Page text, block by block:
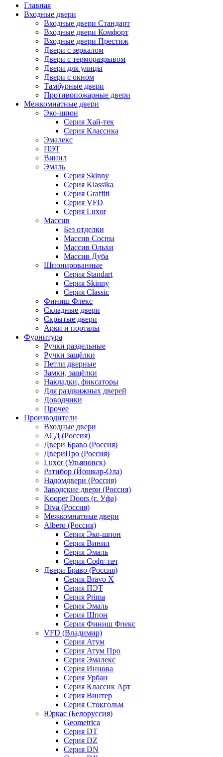
Главная
Входные двери
Входные двери Стандарт
Входные двери Комфорт
Входные двери Престиж
Двери с зеркалом
Двери с терморазрывом
Двери для улицы
Двери с окном
Тамбурные двери
Противопожарные двери
Межкомнатные двери
Эко-шпон
Серия Хай-тек
Серия Классика
Эмалекс
ПЭТ
Винил
Эмаль
Серия Skinny
Серия Klassika
Серия Graffiti
Серия VFD
Серия Luxor
Массив
Без отделки
Массив Сосны
Массив Ольхи
Массив Дуба
Шпонированные
Серия Standart
Серия Skinny
Серия Classic
Финиш Флекс
Складные двери
Скрытые двери
Арки и порталы
Фурнитура
Ручки раздельные
Ручки защёлки
Петли дверные
Замки, защёлки
Накладки, фиксаторы
Для раздвижных дверей
Доводчики
Прочее
Производители
Входные двери
АСД (Россия)
Двери Браво (Россия)
ДвериПро (Россия)
Luxor (Ульяновск)
Ратибор (Йошкар-Ола)
Надомдвери (Россия)
Заводские двери (Россия)
Kooper Doors (г. Уфа)
Diva (Россия)
Межкомнатные двери
Albero (Россия)
Серия Эко-шпон
Серия Винил
Серия Эмаль
Серия Софт-тач
Двери Браво (Россия)
Серия Bravo X
Серия ПЭТ
Серия Prima
Серия Эмаль
Серия Шпон
Серия Финиш Флекс
VFD (Владимир)
Серия Атум
Серия Атум Про
Серия Эмалекс
Серия Иннова
Серия Урбан
Серия Классик Арт
Серия Винтер
Серия Стокгольм
Юркас (Белоруссия)
Geometrica
Серия DT
Серия DZ
Серия DN